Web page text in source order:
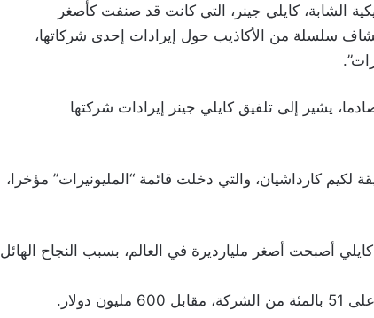
الشابة، كايلي جينر، التي كانت قد صنفت كأصغر
سلسلة من الأكاذيب حول إيرادات إحدى شركاتها،
يشير إلى تلفيق كايلي جينر إيرادات شركتها
غير الشقيقة لكيم كارداشيان، والتي دخلت قائمة “المليونيرات” مؤخرا،
أصبحت أصغر مليارديرة في العالم، بسبب النجاح الهائل